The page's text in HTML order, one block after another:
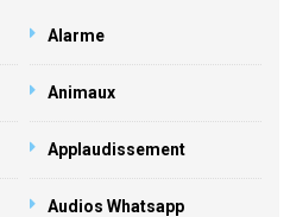
Alarme
Animaux
Applaudissement
Audios Whatsapp